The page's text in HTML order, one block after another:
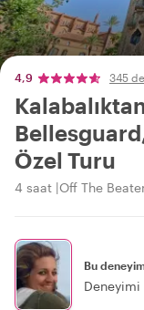
4,9 345
Özel Turu
4 saat Off The
Bu
Deneyimi